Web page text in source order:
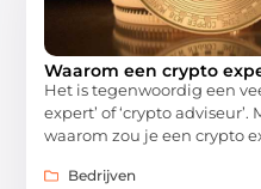
Waarom een crypto
Het is tegenwoordig een
expert’ of ‘crypto
waarom zou je een crypto
Bedrijven